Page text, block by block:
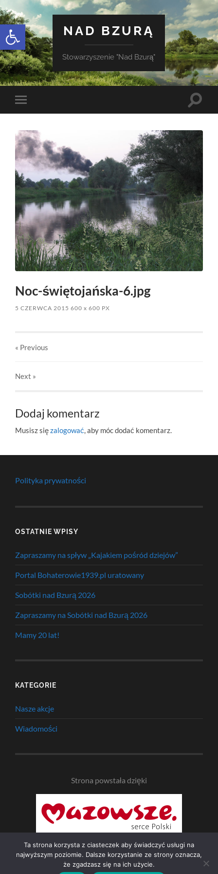
Otwórz pasek narzędzi
NAD BZURĄ
Stowarzyszenie "Nad Bzurą"
Toggle
mobile
Toggle
Noc-świętojańska-6.jpg
5 CZERWCA 2015 600x 600 PX
« Previous
Next »
Dodaj komentarz
Musisz sięzalogować , aby móc dodać komentarz.
Polityka prywatności
OSTATNIE WPISY
Zapraszamy na spływ „Kajakiem pośród dziejów”
Portal Bohaterowie1939.pl uratowany
Sobótki nad Bzurą 2026
Zapraszamy na Sobótki nad Bzurą 2026
Mamy 20 lat!
KATEGORIE
Nasze akcje
Wiadomości
Strona powstała dzięki
Ta strona korzysta z ciasteczek aby świadczyć usługi na
najwyższym poziomie. Dalsze korzystanie ze strony oznacza,
że zgadzasz się na ich użycie.